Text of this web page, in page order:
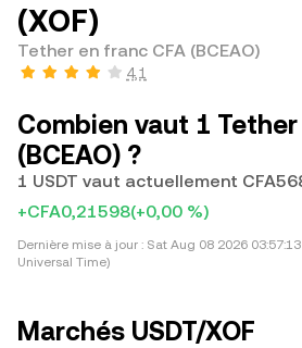
(XOF)
Tether en franc CFA (BCEAO)
4,1
Combien vaut 1
(BCEAO) ?
1 USDT vaut actuellement
+CFA0,21598(+0,00 %)
Dernière mise à jour : Sat Aug 08 2026
Universal Time)
Marchés USDT/XOF